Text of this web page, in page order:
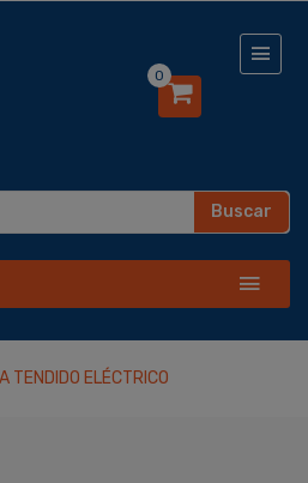
0
Buscar
TENDIDO ELÉCTRICO